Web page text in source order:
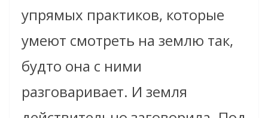
упрямых практиков, которые
умеют смотреть на землю так,
будто она с ними
разговаривает. И земля